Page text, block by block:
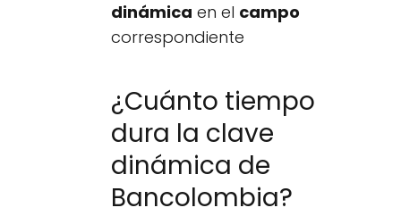
dinámica en el campo
correspondiente
¿Cuánto tiempo
dura la clave
dinámica de
Bancolombia?